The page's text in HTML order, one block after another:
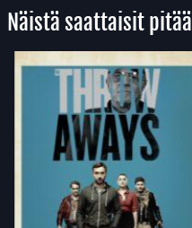
Näistä saattaisit pitää